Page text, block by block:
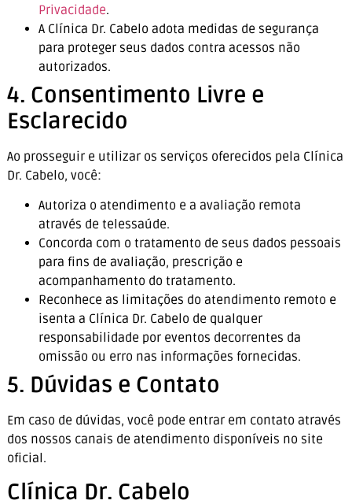
Privacidade.
A Clínica Dr. Cabelo adota medidas de segurança
para proteger seus dados contra acessos não
autorizados.
4. Consentimento Livre e
Esclarecido
Ao prosseguir e utilizar os serviços oferecidos pela Clínica
Dr. Cabelo, você:
Autoriza o atendimento e a avaliação remota
através de telessaúde.
Concorda com o tratamento de seus dados pessoais
para fins de avaliação, prescrição e
acompanhamento do tratamento.
Reconhece as limitações do atendimento remoto e
isenta a Clínica Dr. Cabelo de qualquer
responsabilidade por eventos decorrentes da
omissão ou erro nas informações fornecidas.
5. Dúvidas e Contato
Em caso de dúvidas, você pode entrar em contato através
dos nossos canais de atendimento disponíveis no site
oficial.
Clínica Dr. Cabelo